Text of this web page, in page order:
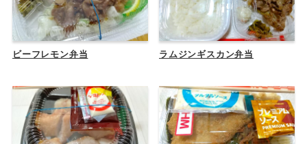
ビーフレモン弁当 ラムジンギスカン弁当